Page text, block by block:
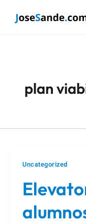
plan
Uncategorized